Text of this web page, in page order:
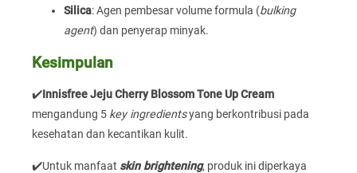
Silica: Agen pembesar volume formula (bulking
agent) dan penyerap minyak.
Kesimpulan
✔️Innisfree Jeju Cherry Blossom Tone Up Cream
mengandung 5 key ingredientsyang berkontribusi pada
kesehatan dan kecantikan kulit.
✔️Untuk manfaat skin brightening, produk ini diperkaya